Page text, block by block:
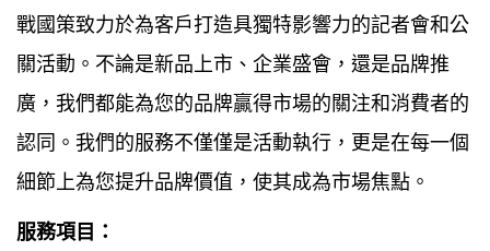
戰國策致力於為客戶打造具獨特影響力的記者會和公
關活動。不論是新品上市、企業盛會，還是品牌推
廣，我們都能為您的品牌贏得市場的關注和消費者的
認同。我們的服務不僅僅是活動執行，更是在每一個
細節上為您提升品牌價值，使其成為市場焦點。
服務項目：